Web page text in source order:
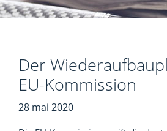
Der
EU-Kommission
28 mai 2020